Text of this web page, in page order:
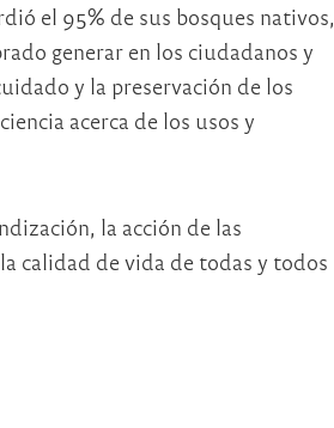
el 95% de sus bosques nativos,
generar en los ciudadanos y
y la preservación de los
acerca de los usos y
la acción de las
calidad de vida de todas y todos